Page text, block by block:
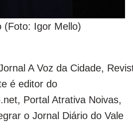
(Foto: Igor Mello)
A Voz da Cidade,
é editor do
Portal Atrativa Noivas,
o Jornal Diário do Vale